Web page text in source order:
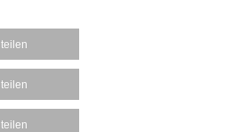
teilen
teilen
teilen